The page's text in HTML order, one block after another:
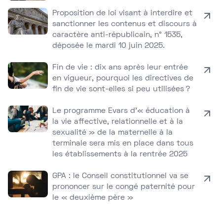
Proposition de loi visant à interdire et
sanctionner les contenus et discours à
caractère anti-républicain, n° 1535,
déposée le mardi 10 juin 2025.
Fin de vie : dix ans après leur entrée
en vigueur, pourquoi les directives de
fin de vie sont-elles si peu utilisées ?
Le programme Evars d’« éducation à
la vie affective, relationnelle et à la
sexualité » de la maternelle à la
terminale sera mis en place dans tous
les établissements à la rentrée 2025
GPA : le Conseil constitutionnel va se
prononcer sur le congé paternité pour
le « deuxième père »